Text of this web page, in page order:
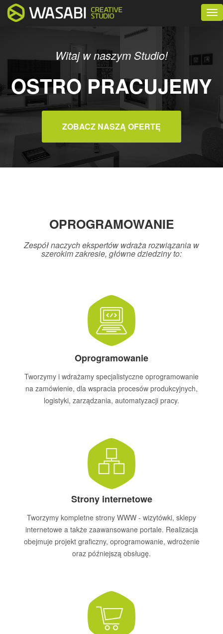
Witaj w naszym Studio!
OSTRO PRACUJEMY
ZOBACZ NASZĄ OFERTĘ
OPROGRAMOWANIE
Zespół naczych ekspertów wdraża rozwiązania w
szerokim zakresie, główne dziedziny to:
Oprogramowanie
Tworzymy i wdrażamy specjalistyczne oprogramowanie
na zamówienie, dla wspracia procesów produkcyjnych,
logistyki, zarządzania, automatyzacji pracy.
Strony internetowe
Tworzymy kompletne strony WWW - wizytówki, sklepy
internetowe a także zaawansowane portale. Realizacja
obejmuje projekt graficzny, oprogramowanie, wdrożenie
oraz późniejszą obsługę.